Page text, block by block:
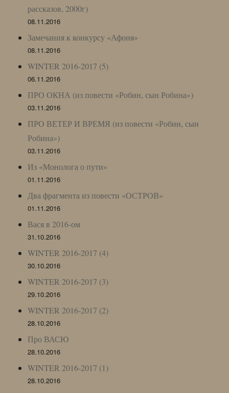
рассказов, 2000г)
08.11.2016
Замечания к конкурсу «Афоня»
08.11.2016
WINTER 2016-2017 (5)
06.11.2016
ПРО ОКНА (из повести «Робин, сын Робина»)
03.11.2016
ПРО ВЕТЕР И ВРЕМЯ (из повести «Робин, сын
Робина»)
03.11.2016
Из «Монолога о пути»
01.11.2016
Два фрагмента из повести «ОСТРОВ»
01.11.2016
Вася в 2016-ом
31.10.2016
WINTER 2016-2017 (4)
30.10.2016
WINTER 2016-2017 (3)
29.10.2016
WINTER 2016-2017 (2)
28.10.2016
Про ВАСЮ
28.10.2016
WINTER 2016-2017 (1)
28.10.2016